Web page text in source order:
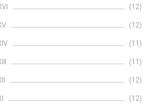
(12)
(12)
(11)
(11)
(12)
(12)